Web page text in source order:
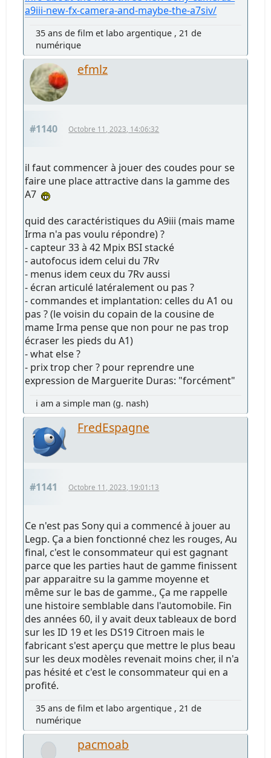
a9iii-new-fx-camera-and-maybe-the-a7siv/
35 ans de film et labo argentique , 21 de
numérique
efmlz
#1140 Octobre 11, 2023, 14:06:32
il faut commencer à jouer des coudes pour se
faire une place attractive dans la gamme des
A7
quid des caractéristiques du A9iii (mais mame
Irma n'a pas voulu répondre) ?
- capteur 33 à 42 Mpix BSI stacké
- autofocus idem celui du 7Rv
- menus idem ceux du 7Rv aussi
- écran articulé latéralement ou pas ?
- commandes et implantation: celles du A1 ou
pas ? (le voisin du copain de la cousine de
mame Irma pense que non pour ne pas trop
écraser les pieds du A1)
- what else ?
- prix trop cher ? pour reprendre une
expression de Marguerite Duras: "forcément"
i am a simple man (g. nash)
FredEspagne
#1141 Octobre 11, 2023, 19:01:13
Ce n'est pas Sony qui a commencé à jouer au
Legp. Ça a bien fonctionné chez les rouges, Au
final, c'est le consommateur qui est gagnant
parce que les parties haut de gamme finissent
par apparaitre su la gamme moyenne et
même sur le bas de gamme., Ça me rappelle
une histoire semblable dans l'automobile. Fin
des années 60, il y avait deux tableaux de bord
sur les ID 19 et les DS19 Citroen mais le
fabricant s'est aperçu que mettre le plus beau
sur les deux modèles revenait moins cher, il n'a
pas hésité et c'est le consommateur qui en a
profité.
35 ans de film et labo argentique , 21 de
numérique
pacmoab